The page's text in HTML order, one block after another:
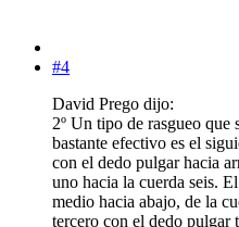
#4
David Prego dijo:
2º Un tipo de rasgueo
bastante efectivo es el
con el dedo pulgar hacia
uno hacia la cuerda seis.
medio hacia abajo, de la
tercero con el dedo pulgar